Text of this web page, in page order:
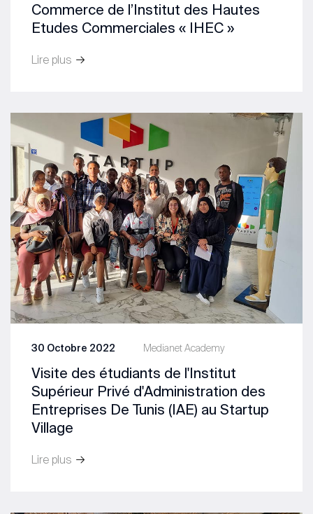
Commerce de l’Institut des Hautes
Etudes Commerciales « IHEC »
Lire plus
Medianet Academy
30 Octobre 2022
Visite des étudiants de l'Institut
Supérieur Privé d'Administration des
Entreprises De Tunis (IAE) au Startup
Village
Lire plus